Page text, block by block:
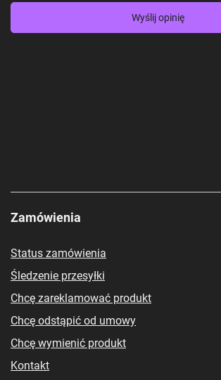
Wyślij opinię
Zamówienia
Status zamówienia
Śledzenie przesyłki
Chcę zareklamować produkt
Chcę odstąpić od umowy
Chcę wymienić produkt
Kontakt